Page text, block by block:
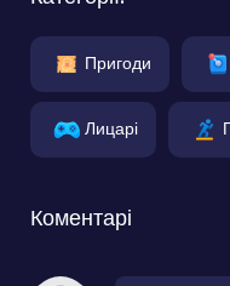
Пригоди
Лицарі
Коментарі